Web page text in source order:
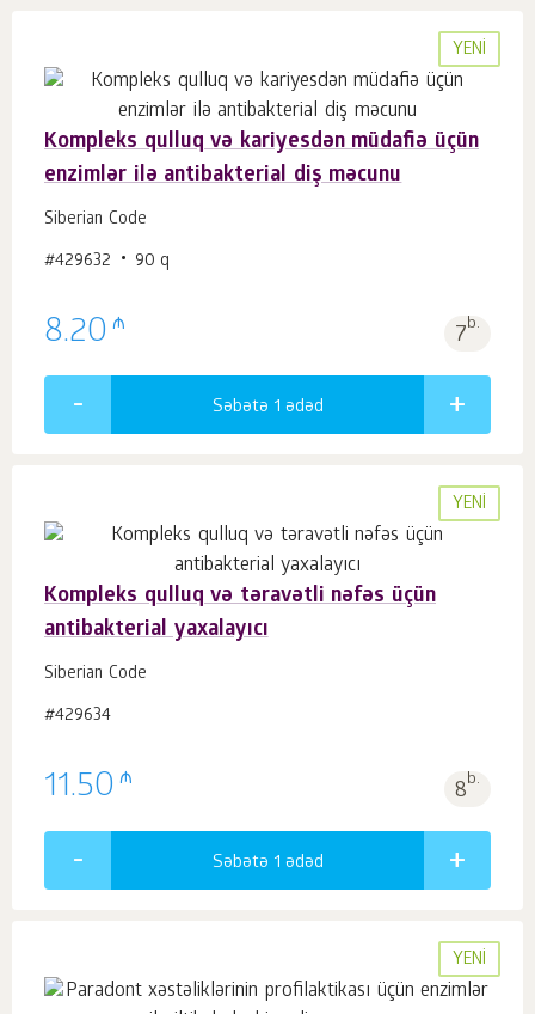
YENI
Kompleks qulluq və kariyesdən müdafiə üçün
enzimlər ilə antibakterial diş məcunu
Siberian Code
#429632 90 q
8.20 ₼ 7b.
Səbətə 1 ədəd
YENI
Kompleks qulluq və təravətli nəfəs üçün
antibakterial yaxalayıcı
Siberian Code
#429634
11.50 ₼ 8b.
Səbətə 1 ədəd
YENI